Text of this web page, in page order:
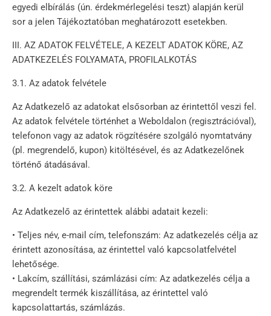
egyedi elbírálás (ún. érdekmérlegelési teszt) alapján kerül
sor a jelen Tájékoztatóban meghatározott esetekben.
III. AZ ADATOK FELVÉTELE, A KEZELT ADATOK KÖRE, AZ
ADATKEZELÉS FOLYAMATA, PROFILALKOTÁS
3.1. Az adatok felvétele
Az Adatkezelő az adatokat elsősorban az érintettől veszi fel.
Az adatok felvétele történhet a Weboldalon (regisztrációval),
telefonon vagy az adatok rögzítésére szolgáló nyomtatvány
(pl. megrendelő, kupon) kitöltésével, és az Adatkezelőnek
történő átadásával.
3.2. A kezelt adatok köre
Az Adatkezelő az érintettek alábbi adatait kezeli:
• Teljes név, e-mail cím, telefonszám: Az adatkezelés célja az
érintett azonosítása, az érintettel való kapcsolatfelvétel
lehetősége.
• Lakcím, szállítási, számlázási cím: Az adatkezelés célja a
megrendelt termék kiszállítása, az érintettel való
kapcsolattartás, számlázás.